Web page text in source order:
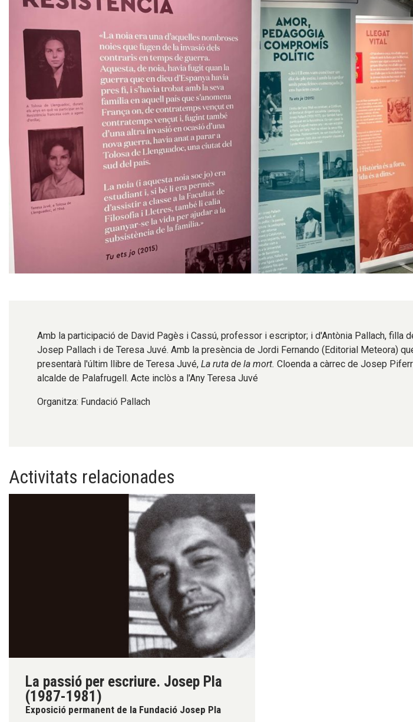
Amb la participació de David Pagès i Cassú, professor i escriptor; i d'Antònia Pallach, filla
Josep Pallach i de Teresa Juvé. Amb la presència de Jordi Fernando (Editorial Meteora)
presentarà l'últim llibre de Teresa Juvé, La ruta de la mort. Cloenda a càrrec de Josep
alcalde de Palafrugell. Acte inclòs a l'Any Teresa Juvé
Organitza: Fundació Pallach
Activitats relacionades
La passió per escriure. Josep Pla
(1987-1981)
Exposició permanent de la Fundació Josep Pla